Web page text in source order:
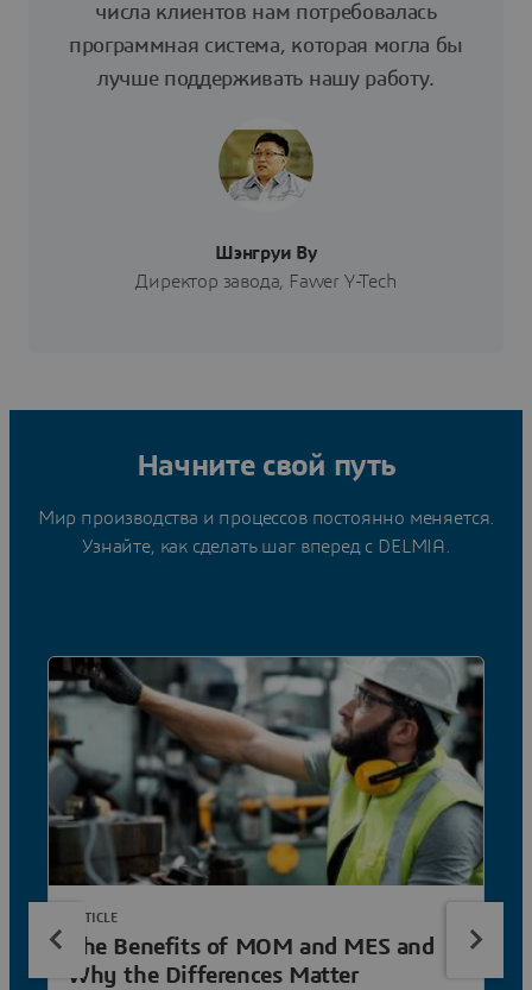
числа клиентов нам потребовалась
программная система, которая могла бы
лучше поддерживать нашу работу.
Шэнгруи Ву
Директор завода, Fawer Y-Tech
Начните свой путь
Мир производства и процессов постоянно меняется.
Узнайте, как сделать шаг вперед с DELMIA.
The Benefits of MOM and MES and
Why the Differences Matter
ARTICLE